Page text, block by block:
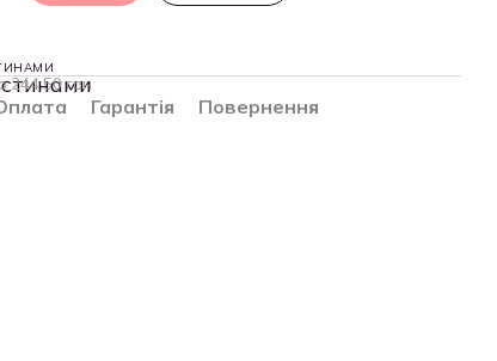
244.50 грн
Гарантія Повернення